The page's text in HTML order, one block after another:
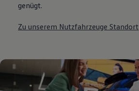
genügt.
Zu unserem Nutzfahrzeuge Standort